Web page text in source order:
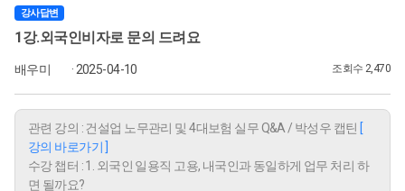
강사답변
1강.외국인비자로 문의 드려요
배우미 · 2025-04-10 조회수 2,470
관련 강의 : 건설업 노무관리 및 4대보험 실무 Q&A / 박성우 캡틴 [
강의 바로가기 ]
수강 챕터 : 1. 외국인 일용직 고용, 내국인과 동일하게 업무 처리 하
면 될까요?